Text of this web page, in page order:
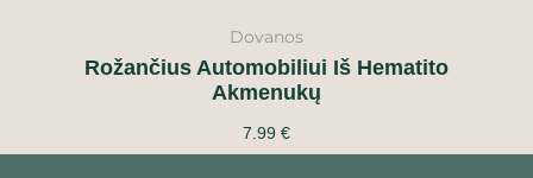
Dovanos
Rožančius Automobiliui Iš Hematito
Akmenukų
7.99 €